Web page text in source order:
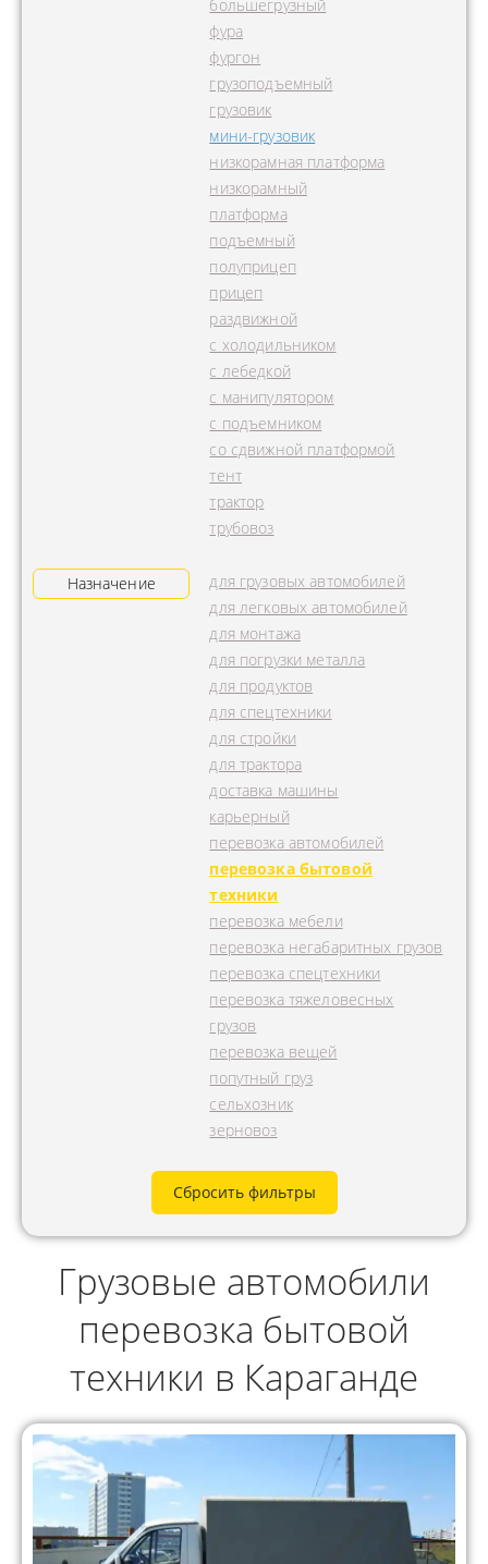
большегрузный
фура
фургон
грузоподъемный
грузовик
мини-грузовик
низкорамная платформа
низкорамный
платформа
подъемный
полуприцеп
прицеп
раздвижной
с холодильником
с лебедкой
с манипулятором
с подъемником
со сдвижной платформой
тент
трактор
трубовоз
Назначение
для грузовых автомобилей
для легковых автомобилей
для монтажа
для погрузки металла
для продуктов
для спецтехники
для стройки
для трактора
доставка машины
карьерный
перевозка автомобилей
перевозка бытовой
техники
перевозка мебели
перевозка негабаритных грузов
перевозка спецтехники
перевозка тяжеловесных
грузов
перевозка вещей
попутный груз
сельхозник
зерновоз
Сбросить фильтры
Грузовые автомобили
перевозка бытовой
техники в Караганде